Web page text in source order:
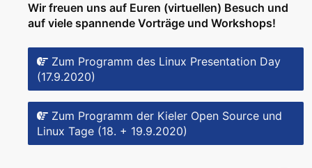
Wir freuen uns auf Euren (virtuellen) Besuch und
auf viele spannende Vorträge und Workshops!
Zum Programm des Linux Presentation Day
(17.9.2020)
Zum Programm der Kieler Open Source und
Linux Tage (18. + 19.9.2020)